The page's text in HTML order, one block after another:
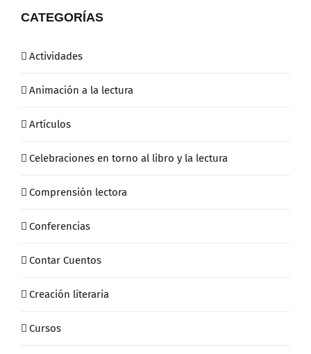
CATEGORÍAS
Actividades
Animación a la lectura
Artículos
Celebraciones en torno al libro y la lectura
Comprensión lectora
Conferencias
Contar Cuentos
Creación literaria
Cursos